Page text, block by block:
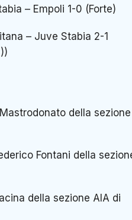
– Empoli 1-0 (Forte)
– Juve Stabia 2-1
della sezione
Fontani della
della sezione AIA di